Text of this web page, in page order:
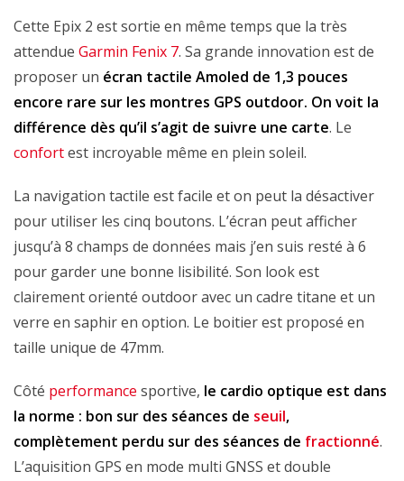
Cette Epix 2 est sortie en même temps que la très
attendue Garmin Fenix 7. Sa grande innovation est de
proposer un écran tactile Amoled de 1,3 pouces
encore rare sur les montres GPS outdoor. On voit la
différence dès qu’il s’agit de suivre une carte. Le
confortest incroyable même en plein soleil.
La navigation tactile est facile et on peut la désactiver
pour utiliser les cinq boutons. L’écran peut afficher
jusqu’à 8 champs de données mais j’en suis resté à 6
pour garder une bonne lisibilité. Son look est
clairement orienté outdoor avec un cadre titane et un
verre en saphir en option. Le boitier est proposé en
taille unique de 47mm.
Côté performance sportive, le cardio optique est dans
la norme : bon sur des séances de seuil,
complètement perdu sur des séances de fractionné.
L’aquisition GPS en mode multi GNSS et double